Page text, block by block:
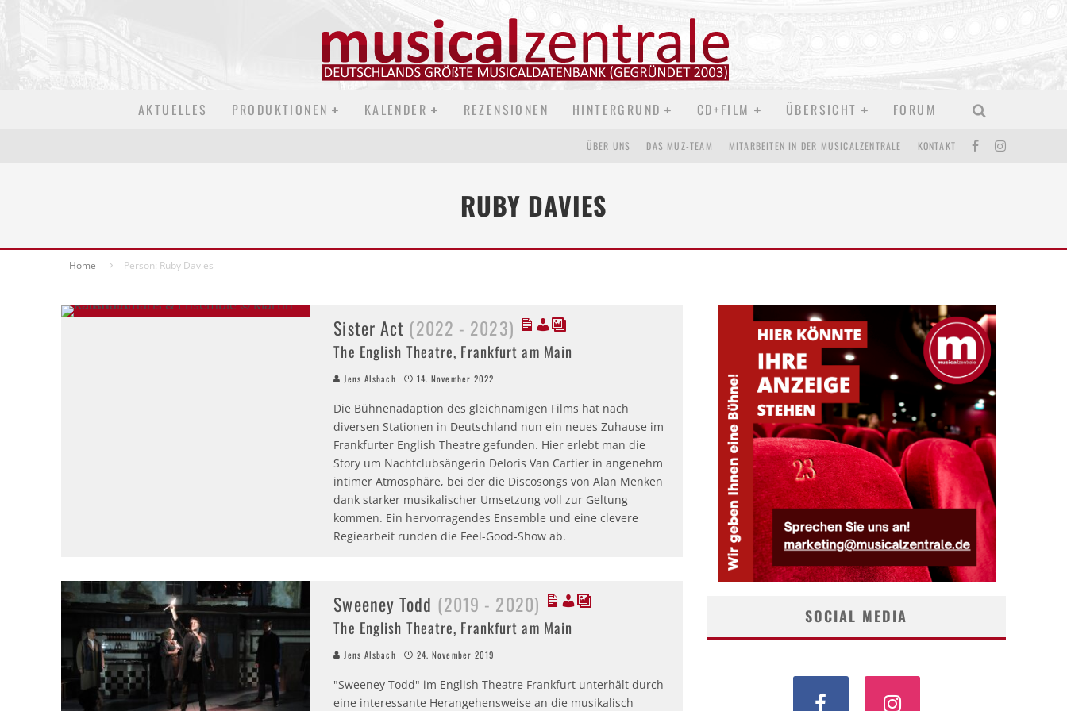
AKTUELLES PRODUKTIONEN KALENDER REZENSIONEN HINTERGRUND CD+FILM ÜBERSICHT FORUM
ÜBER UNS DAS MUZ-TEAM MITARBEITEN IN DER MUSICALZENTRALE KONTAKT
RUBY DAVIES
Home Person: Ruby Davies
Sister Act (2022 - 2023)
The English Theatre, Frankfurt am Main
Jens Alsbach 14. November 2022
Die Bühnenadaption des gleichnamigen Films hat nach
diversen Stationen in Deutschland nun ein neues Zuhause im
Frankfurter English Theatre gefunden. Hier erlebt man die
Story um Nachtclubsängerin Deloris Van Cartier in angenehm
intimer Atmosphäre, bei der die Discosongs von Alan Menken
dank starker musikalischer Umsetzung voll zur Geltung
kommen. Ein hervorragendes Ensemble und eine clevere
Regiearbeit runden die Feel-Good-Show ab.
Sweeney Todd (2019 - 2020)
The English Theatre, Frankfurt am Main
Jens Alsbach 24. November 2019
"Sweeney Todd" im English Theatre Frankfurt unterhält durch
eine interessante Herangehensweise an die musikalisch
SOCIAL MEDIA